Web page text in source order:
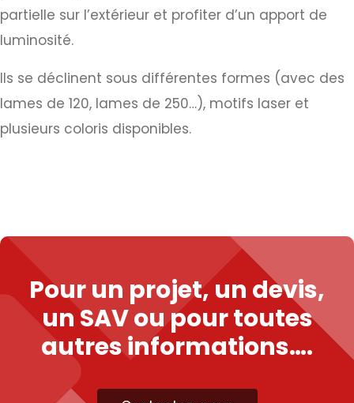
partielle sur l’extérieur et profiter d’un apport de
luminosité.
Ils se déclinent sous différentes formes (avec des
lames de 120, lames de 250…), motifs laser et
plusieurs coloris disponibles.
Pour un projet, un devis,
un SAV ou pour toutes
autres informations….